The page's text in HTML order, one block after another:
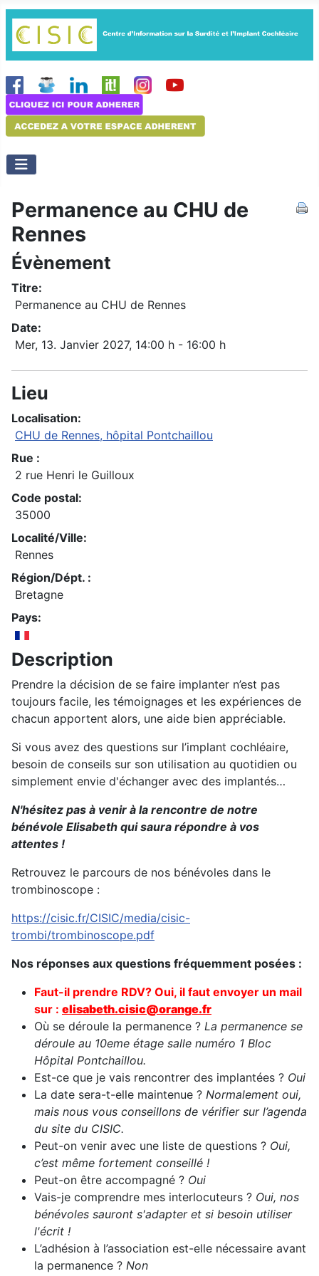
Permanence au CHU de
Rennes
Évènement
Titre:
Permanence au CHU de Rennes
Date:
Mer, 13. Janvier 2027, 14:00 h - 16:00 h
Lieu
Localisation:
CHU de Rennes, hôpital Pontchaillou
Rue :
2 rue Henri le Guilloux
Code postal:
35000
Localité/Ville:
Rennes
Région/Dépt. :
Bretagne
Pays:
Description
Prendre la décision de se faire implanter n’est pas
toujours facile, les témoignages et les expériences de
chacun apportent alors, une aide bien appréciable.
Si vous avez des questions sur l’implant cochléaire,
besoin de conseils sur son utilisation au quotidien ou
simplement envie d'échanger avec des implantés…
N'hésitez pas à venir à la rencontre de notre
bénévole Elisabeth qui saura répondre à vos
attentes !
Retrouvez le parcours de nos bénévoles dans le
trombinoscope :
https://cisic.fr/CISIC/media/cisic-
trombi/trombinoscope.pdf
Nos réponses aux questions fréquemment posées :
Faut-il prendre RDV? Oui, il faut envoyer un mail
sur : elisabeth.cisic@orange.fr
Où se déroule la permanence ? La permanence se
déroule au 10eme étage salle numéro 1 Bloc
Hôpital Pontchaillou.
Est-ce que je vais rencontrer des implantées ? Oui
La date sera-t-elle maintenue ? Normalement oui,
mais nous vous conseillons de vérifier sur l’agenda
du site du CISIC.
Peut-on venir avec une liste de questions ? Oui,
c’est même fortement conseillé !
Peut-on être accompagné ? Oui
Vais-je comprendre mes interlocuteurs ? Oui, nos
bénévoles sauront s'adapter et si besoin utiliser
l'écrit !
L’adhésion à l’association est-elle nécessaire avant
la permanence ? Non